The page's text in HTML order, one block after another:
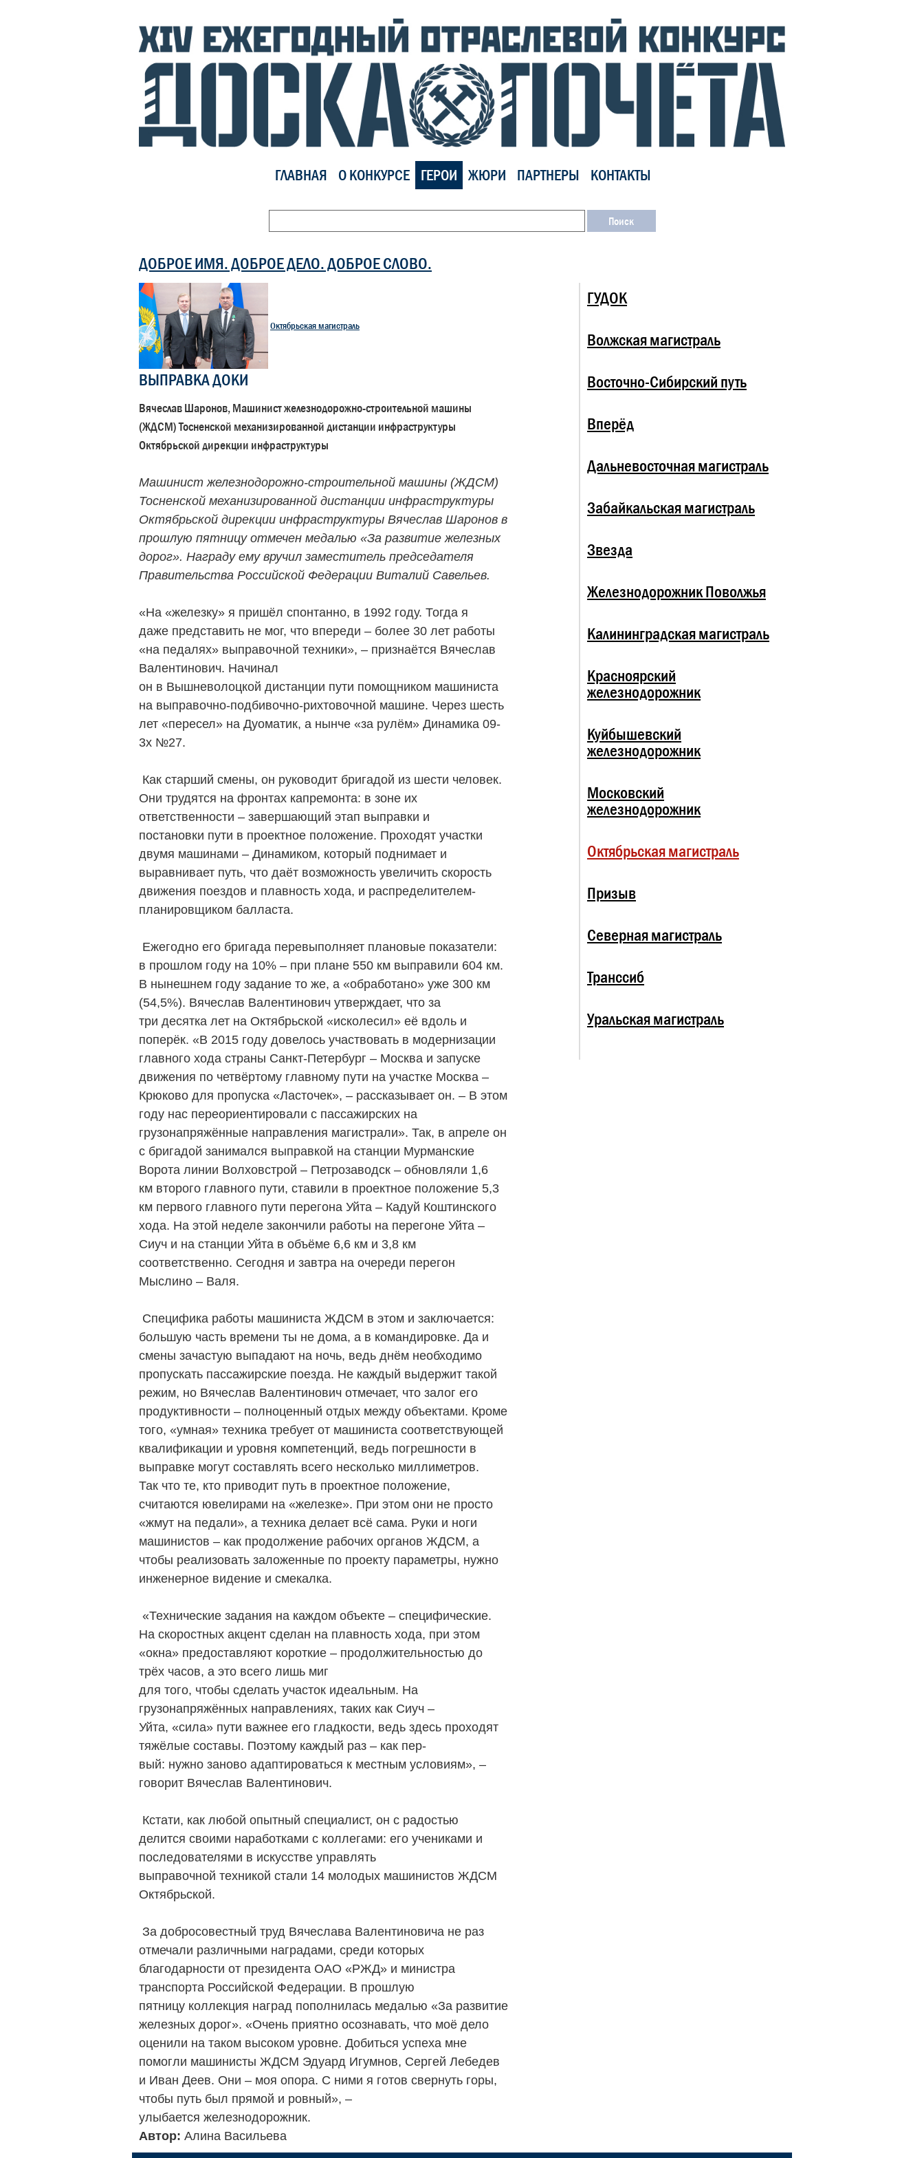
ГЛАВНАЯ О КОНКУРСЕ ГЕРОИ ЖЮРИ ПАРТНЕРЫ КОНТАКТЫ
ДОБРОЕ ИМЯ. ДОБРОЕ ДЕЛО. ДОБРОЕ СЛОВО.
Октябрьская магистраль
ВЫПРАВКА ДОКИ
Вячеслав Шаронов, Машинист железнодорожно-строительной машины
(ЖДСМ) Тосненской механизированной дистанции инфраструктуры
Октябрьской дирекции инфраструктуры
Машинист железнодорожно-строительной машины (ЖДСМ)
Тосненской механизированной дистанции инфраструктуры
Октябрьской дирекции инфраструктуры Вячеслав Шаронов в
прошлую пятницу отмечен медалью «За развитие железных
дорог». Награду ему вручил заместитель председателя
Правительства Российской Федерации Виталий Савельев.
«На «железку» я пришёл спонтанно, в 1992 году. Тогда я
даже представить не мог, что впереди – более 30 лет работы
«на педалях» выправочной техники», – признаётся Вячеслав
Валентинович. Начинал
он в Вышневолоцкой дистанции пути помощником машиниста
на выправочно-подбивочно-рихтовочной машине. Через шесть
лет «пересел» на Дуоматик, а нынче «за рулём» Динамика 09-
3х №27.
Как старший смены, он руководит бригадой из шести человек.
Они трудятся на фронтах капремонта: в зоне их
ответственности – завершающий этап выправки и
постановки пути в проектное положение. Проходят участки
двумя машинами – Динамиком, который поднимает и
выравнивает путь, что даёт возможность увеличить скорость
движения поездов и плавность хода, и распределителем-
планировщиком балласта.
Ежегодно его бригада перевыполняет плановые показатели:
в прошлом году на 10% – при плане 550 км выправили 604 км.
В нынешнем году задание то же, а «обработано» уже 300 км
(54,5%). Вячеслав Валентинович утверждает, что за
три десятка лет на Октябрьской «исколесил» её вдоль и
поперёк. «В 2015 году довелось участвовать в модернизации
главного хода страны Санкт-Петербург – Москва и запуске
движения по четвёртому главному пути на участке Москва –
Крюково для пропуска «Ласточек», – рассказывает он. – В этом
году нас переориентировали с пассажирских на
грузонапряжённые направления магистрали». Так, в апреле он
с бригадой занимался выправкой на станции Мурманские
Ворота линии Волховстрой – Петрозаводск – обновляли 1,6
км второго главного пути, ставили в проектное положение 5,3
км первого главного пути перегона Уйта – Кадуй Коштинского
хода. На этой неделе закончили работы на перегоне Уйта –
Сиуч и на станции Уйта в объёме 6,6 км и 3,8 км
соответственно. Сегодня и завтра на очереди перегон
Мыслино – Валя.
Специфика работы машиниста ЖДСМ в этом и заключается:
большую часть времени ты не дома, а в командировке. Да и
смены зачастую выпадают на ночь, ведь днём необходимо
пропускать пассажирские поезда. Не каждый выдержит такой
режим, но Вячеслав Валентинович отмечает, что залог его
продуктивности – полноценный отдых между объектами. Кроме
того, «умная» техника требует от машиниста соответствующей
квалификации и уровня компетенций, ведь погрешности в
выправке могут составлять всего несколько миллиметров.
Так что те, кто приводит путь в проектное положение,
считаются ювелирами на «железке». При этом они не просто
«жмут на педали», а техника делает всё сама. Руки и ноги
машинистов – как продолжение рабочих органов ЖДСМ, а
чтобы реализовать заложенные по проекту параметры, нужно
инженерное видение и смекалка.
«Технические задания на каждом объекте – специфические.
На скоростных акцент сделан на плавность хода, при этом
«окна» предоставляют короткие – продолжительностью до
трёх часов, а это всего лишь миг
для того, чтобы сделать участок идеальным. На
грузонапряжённых направлениях, таких как Сиуч –
Уйта, «сила» пути важнее его гладкости, ведь здесь проходят
тяжёлые составы. Поэтому каждый раз – как пер-
вый: нужно заново адаптироваться к местным условиям», –
говорит Вячеслав Валентинович.
Кстати, как любой опытный специалист, он с радостью
делится своими наработками с коллегами: его учениками и
последователями в искусстве управлять
выправочной техникой стали 14 молодых машинистов ЖДСМ
Октябрьской.
За добросовестный труд Вячеслава Валентиновича не раз
отмечали различными наградами, среди которых
благодарности от президента ОАО «РЖД» и министра
транспорта Российской Федерации. В прошлую
пятницу коллекция наград пополнилась медалью «За развитие
железных дорог». «Очень приятно осознавать, что моё дело
оценили на таком высоком уровне. Добиться успеха мне
помогли машинисты ЖДСМ Эдуард Игумнов, Сергей Лебедев
и Иван Деев. Они – моя опора. С ними я готов свернуть горы,
чтобы путь был прямой и ровный», –
улыбается железнодорожник.
Автор: Алина Васильева
ГУДОК
Волжская магистраль
Восточно-Сибирский путь
Вперёд
Дальневосточная магистраль
Забайкальская магистраль
Звезда
Железнодорожник Поволжья
Калининградская магистраль
Красноярский
железнодорожник
Куйбышевский
железнодорожник
Московский
железнодорожник
Октябрьская магистраль
Призыв
Северная магистраль
Транссиб
Уральская магистраль